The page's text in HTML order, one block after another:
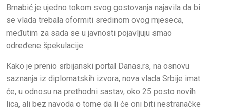
Brnabić je ujedno tokom svog gostovanja najavila da bi
se vlada trebala oformiti sredinom ovog mjeseca,
međutim za sada se u javnosti pojavljuju smao
određene špekulacije.
Kako je prenio srbijanski portal Danas.rs, na osnovu
saznanja iz diplomatskih izvora, nova vlada Srbije imat
će, u odnosu na prethodni sastav, oko 25 posto novih
lica, ali bez navoda o tome da li će oni biti nestranačke